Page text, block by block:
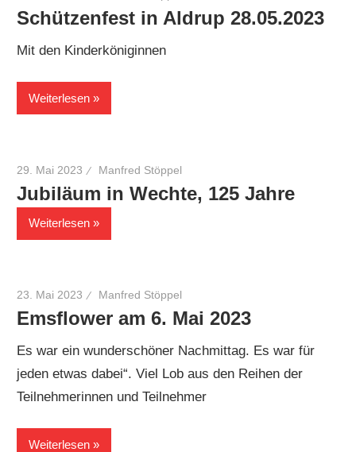
Schützenfest in Aldrup 28.05.2023
Mit den Kinderköniginnen
Weiterlesen
29. Mai 2023 Manfred Stöppel
Jubiläum in Wechte, 125 Jahre
Weiterlesen
23. Mai 2023 Manfred Stöppel
Emsflower am 6. Mai 2023
Es war ein wunderschöner Nachmittag. Es war für
jeden etwas dabei“. Viel Lob aus den Reihen der
Teilnehmerinnen und Teilnehmer
Weiterlesen